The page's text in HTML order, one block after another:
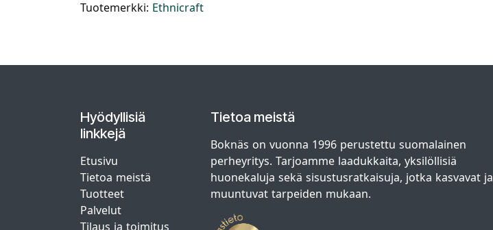
Tuotemerkki: Ethnicraft
Hyödyllisiä
linkkejä
Etusivu
Tietoa meistä
Tuotteet
Palvelut
Tilaus ja toimitus
Tietoa meistä
Boknäs on vuonna 1996 perustettu suomalainen
perheyritys. Tarjoamme laadukkaita, yksilöllisiä
huonekaluja sekä sisustusratkaisuja, jotka kasvavat ja
muuntuvat tarpeiden mukaan.